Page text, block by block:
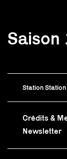
Saison
Station
Crédits &
Newsletter